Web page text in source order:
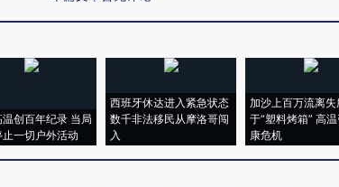
创百年纪录 当局
一切户外活动
西班牙休达进入紧急状态
数千非法移民从摩洛哥闯
入
加沙上百万流离失
于“塑料烤箱” 高
康危机